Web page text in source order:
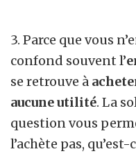
3. Parce que vous
confond souvent l’
se retrouve à
aucune utilité. La
question vous
l’achète pas,